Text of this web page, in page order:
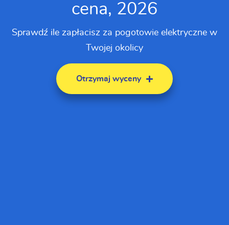
cena, 2026
Sprawdź ile zapłacisz za pogotowie elektryczne w
Twojej okolicy
Otrzymaj wyceny